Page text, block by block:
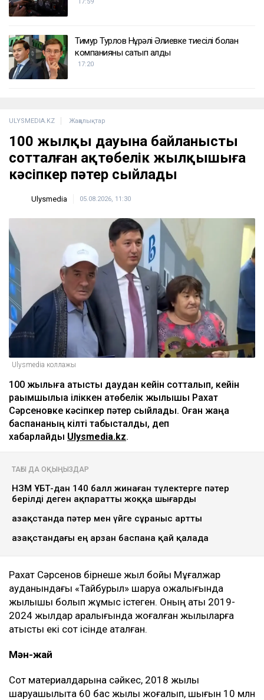
17:59
Тимур Турлов Нұрәлі Әлиевке тиесілі болған
компанияны сатып алды
17:20
ULYSMEDIA.KZ Жаңалықтар
100 жылқы дауына байланысты
сотталған ақтөбелік жылқышыға
кәсіпкер пәтер сыйлады
Ulysmedia 05.08.2026, 11:30
Ulysmedia коллажы
100 жылқыға қатысты даудан кейін сотталып, кейін
рақымшылыққа іліккен ақтөбелік жылқышы Рахат
Сәрсеновке кәсіпкер пәтер сыйлады. Оған жаңа
баспананың кілті табысталды, деп
хабарлайды Ulysmedia.kz.
ТАҒЫ ДА ОҚЫҢЫЗДАР
НЗМ ҰБТ-дан 140 балл жинаған түлектерге пәтер
берілді деген ақпаратты жоққа шығарды
Қазақстанда пәтер мен үйге сұраныс артты
Қазақстандағы ең арзан баспана қай қалада
Рахат Сәрсенов бірнеше жыл бойы Мұғалжар
ауданындағы «Тайбурыл» шаруа қожалығында
жылқышы болып жұмыс істеген. Оның аты 2019-
2024 жылдар аралығында жоғалған жылқыларға
қатысты екі сот ісінде аталған.
Мән-жай
Сот материалдарына сәйкес, 2018 жылы
шаруашылықта 60 бас жылқы жоғалып, шығын 10 млн